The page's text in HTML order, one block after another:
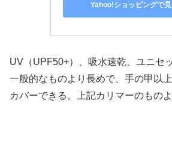
Yahoo!ショッピングで
UV（UPF50+）、吸水速乾、ユニセ
一般的なものより長めで、手の甲以
カバーできる。上記カリマーのものよ